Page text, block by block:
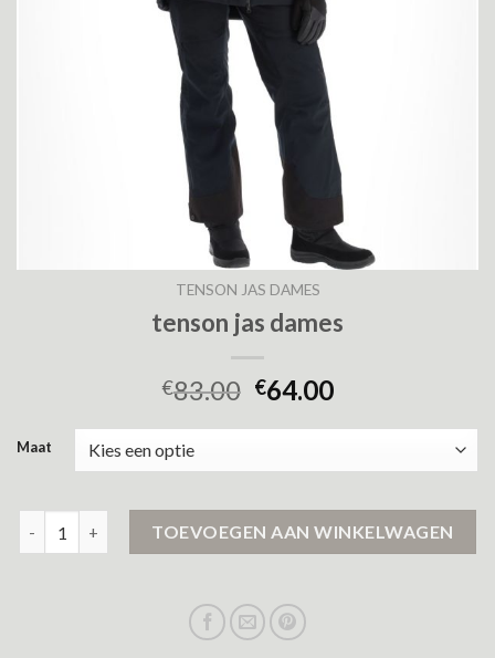
TENSON JAS DAMES
tenson jas dames
€83.00 €64.00
Maat
TOEVOEGEN AAN WINKELWAGEN